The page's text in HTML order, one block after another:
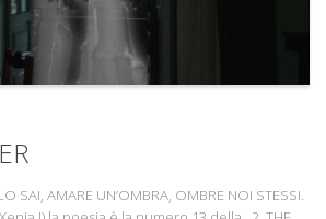
SAI, AMARE UN’OMBRA, OMBRE NOI STESSI.